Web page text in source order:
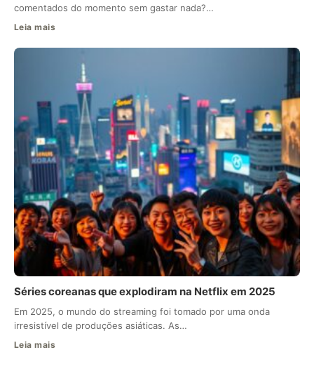
comentados do momento sem gastar nada?…
Leia mais
Séries coreanas que explodiram na Netflix em 2025
Em 2025, o mundo do streaming foi tomado por uma onda
irresistível de produções asiáticas. As…
Leia mais